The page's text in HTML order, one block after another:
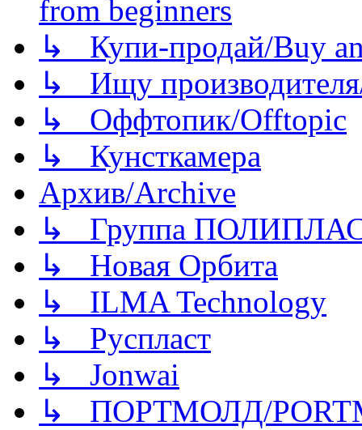
from beginners
↳ Купи-продай/Buy
↳ Ищу
↳ Оффтопик/Offtopic
↳ Кунсткамера
Архив/Archive
↳ Группа
↳ Новая Орбита
↳ ILMA Technology
↳ Руспласт
↳ Jonwai
↳ ПОРТМОЛД/